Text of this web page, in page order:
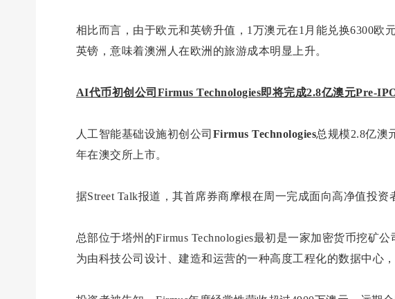
相比而言，由于欧元和英镑升值，1万澳元在1月能兑换6300欧
英镑，意味着澳洲人在欧洲的旅游成本明显上升。
AI代币初创公司Firmus Technologies即将完成2.8亿澳元Pre-
人工智能基础设施初创公司 Firmus Technologies总规模2.8亿澳
年在澳交所上市。
据Street Talk报道，其首席券商摩根在周一完成面向高净值投
总部位于塔州的Firmus Technologies最初是一家加密货币挖
为由科技公司设计、建造和运营的一种高度工程化的数据中心